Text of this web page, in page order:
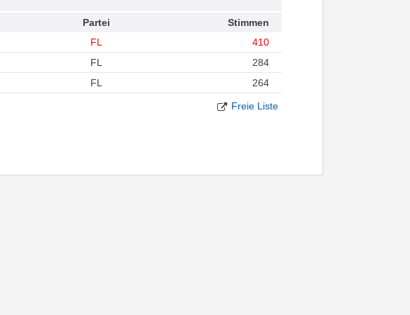
Partei
Stimmen
FL
410
FL
284
FL 264
Freie Liste